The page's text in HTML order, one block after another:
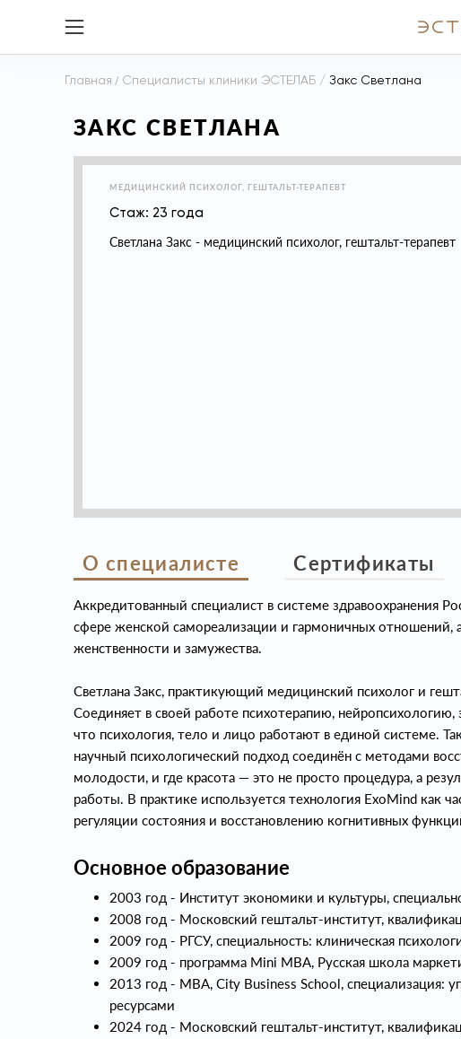
Главная / Специалисты клиники ЭСТЕЛАБ / Закс Светлана
ЗАКС СВЕТЛАНА
МЕДИЦИНСКИЙ ПСИХОЛОГ, ГЕШТАЛЬТ-ТЕРАПЕВТ
Стаж: 23 года
Светлана Закс - медицинский психолог, гештальт-терапевт
О специалисте Сертификаты
Аккредитованный специалист в системе здравоохранения
сфере женской самореализации и гармоничных отношений,
женственности и замужества.
Светлана Закс, практикующий медицинский психолог и
Соединяет в своей работе психотерапию,
что психология, тело и лицо работают в единой системе.
научный психологический подход соединён с методами
молодости, и где красота — это не просто процедура, а
работы. В практике используется технология ExoMind как
регуляции состояния и восстановлению когнитивных
Основное образование
2003 год - Институт экономики и культуры,
2008 год - Московский гештальт‑институт,
2009 год - РГСУ, специальность: клиническая
2009 год - программа Mini MBA, Русская школа
2013 год - MBA, City Business School, специализация:
ресурсами
2024 год - Московский гештальт‑институт,